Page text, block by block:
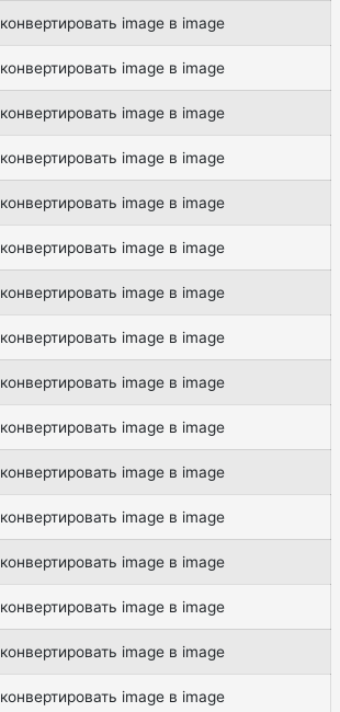
конвертировать image в image
конвертировать image в image
конвертировать image в image
конвертировать image в image
конвертировать image в image
конвертировать image в image
конвертировать image в image
конвертировать image в image
конвертировать image в image
конвертировать image в image
конвертировать image в image
конвертировать image в image
конвертировать image в image
конвертировать image в image
конвертировать image в image
конвертировать image в image